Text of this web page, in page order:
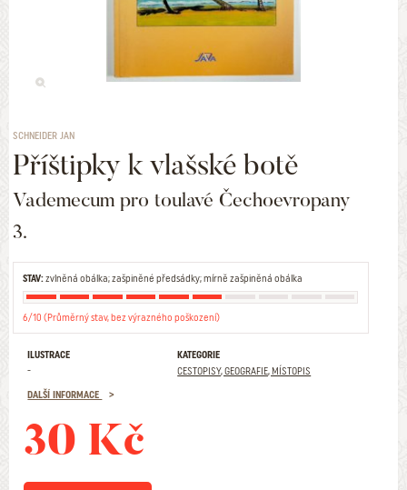
SCHNEIDER JAN
Příštipky k vlašské botě
Vademecum pro toulavé Čechoevropany
3.
STAV:zvlněná obálka; zašpiněné předsádky; mírně zašpiněná obálka
6/10 (Průměrný stav, bez výrazného poškození)
ILUSTRACE
-
KATEGORIE
CESTOPISY, GEOGRAFIE, MÍSTOPIS
DALŠÍ INFORMACE
30 Kč